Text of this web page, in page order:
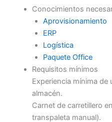
Conocimientos
Aprovisionamiento
ERP
Logística
Paquete Office
Requisitos mínimos
Experiencia mínima de
almacén.
Carnet de carretillero
transpaleta manual).